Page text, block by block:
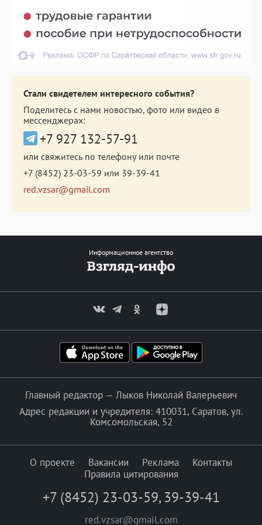
Стали свидетелем интересного события?
Поделитесь с нами новостью, фото или видео в
мессенджерах:
+7 927 132-57-91
или свяжитесь по телефону или почте
+7 (8452) 23-03-59 или 39-39-41
red.vzsar@gmail.com
Информационное агентство
Главный редактор — Лыков Николай Валерьевич
Адрес редакции и учредителя: 410031, Саратов, ул.
Комсомольская, 52
О проекте Вакансии Реклама
Контакты
Правила цитирования
+7 (8452) 23-03-59, 39-39-41
red.vzsar@gmail.com